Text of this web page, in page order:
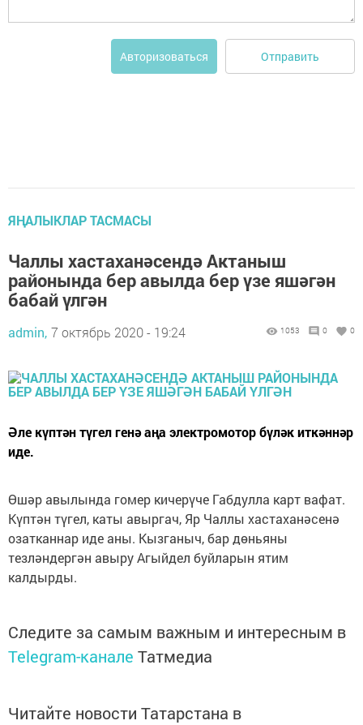
Авторизоваться Отправить
ЯҢАЛЫКЛАР ТАСМАСЫ
Чаллы хастаханәсендә Актаныш
районында бер авылда бер үзе яшәгән
бабай үлгән
admin, 7 октябрь 2020 - 19:24 1053 0 0
Әле күптән түгел генә аңа электромотор бүләк иткәннәр
иде.
Өшәр авылында гомер кичерүче Габдулла карт вафат.
Күптән түгел, каты авыргач, Яр Чаллы хастаханәсенә
озатканнар иде аны. Кызганыч, бар дөньяны
тезләндергән авыру Агыйдел буйларын ятим
калдырды.
Следите за самым важным и интересным в
Telegram-канале Татмедиа
Читайте новости Татарстана в